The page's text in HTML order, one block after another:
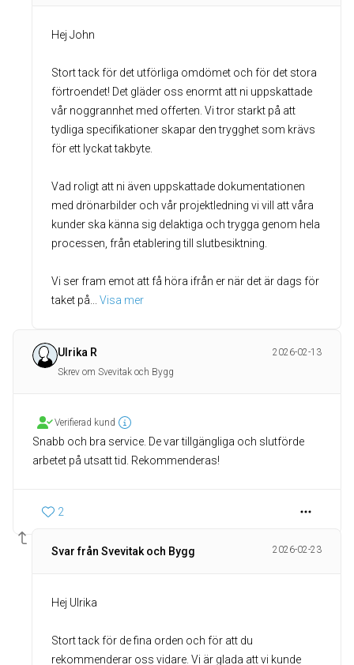
Hej John
Stort tack för det utförliga omdömet och för det stora
förtroendet! Det gläder oss enormt att ni uppskattade
vår noggrannhet med offerten. Vi tror starkt på att
tydliga specifikationer skapar den trygghet som krävs
för ett lyckat takbyte.
Vad roligt att ni även uppskattade dokumentationen
med drönarbilder och vår projektledning vi vill att våra
kunder ska känna sig delaktiga och trygga genom hela
processen, från etablering till slutbesiktning.
Vi ser fram emot att få höra ifrån er när det är dags för
taket på
Visa mer
Ulrika R
2026-02-13
Skrev om Svevitak och Bygg
Verifierad kund
Snabb och bra service. De var tillgängliga och slutförde
arbetet på utsatt tid. Rekommenderas!
2
Svar från Svevitak och Bygg 2026-02-23
Hej Ulrika
Stort tack för de fina orden och för att du
rekommenderar oss vidare. Vi är glada att vi kunde